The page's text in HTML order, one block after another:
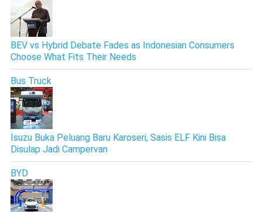
BEV vs Hybrid Debate Fades as Indonesian Consumers
Choose What Fits Their Needs
Bus Truck
Isuzu Buka Peluang Baru Karoseri, Sasis ELF Kini Bisa
Disulap Jadi Campervan
BYD